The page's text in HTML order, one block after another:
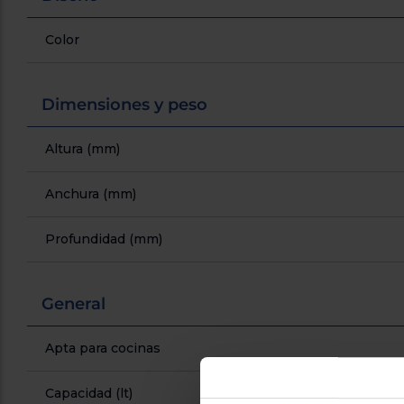
Color
Dimensiones y peso
Altura (mm)
Anchura (mm)
Profundidad (mm)
General
Apta para cocinas
Capacidad (lt)